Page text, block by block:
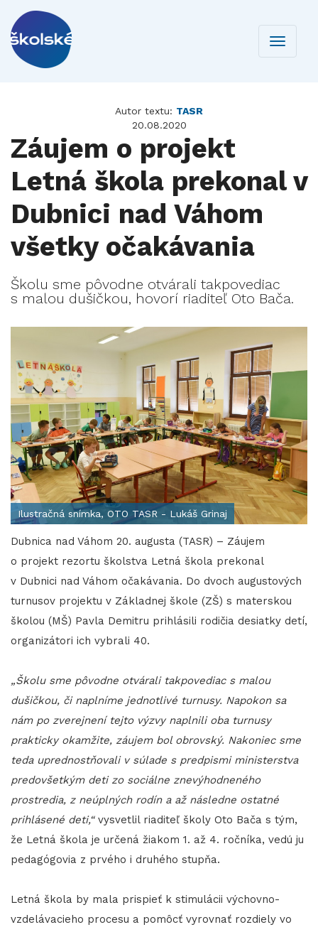
Toggle
Autor textu: TASR
20.08.2020
Záujem o projekt
Letná škola prekonal v
Dubnici nad Váhom
všetky očakávania
Školu sme pôvodne otvárali takpovediac
s malou dušičkou, hovorí riaditeľ Oto Bača.
Ilustračná snímka, OTO TASR - Lukáš Grinaj
Dubnica nad Váhom 20. augusta (TASR) – Záujem
o projekt rezortu školstva Letná škola prekonal
v Dubnici nad Váhom očakávania. Do dvoch augustových
turnusov projektu v Základnej škole (ZŠ) s materskou
školou (MŠ) Pavla Demitru prihlásili rodičia desiatky detí,
organizátori ich vybrali 40.
„Školu sme pôvodne otvárali takpovediac s malou
dušičkou, či naplníme jednotlivé turnusy. Napokon sa
nám po zverejnení tejto výzvy naplnili oba turnusy
prakticky okamžite, záujem bol obrovský. Nakoniec sme
teda uprednostňovali v súlade s predpismi ministerstva
predovšetkým deti zo sociálne znevýhodneného
prostredia, z neúplných rodín a až následne ostatné
prihlásené deti,“vysvetlil riaditeľ školy Oto Bača s tým,
že Letná škola je určená žiakom 1. až 4. ročníka, vedú ju
pedagógovia z prvého i druhého stupňa.
Letná škola by mala prispieť k stimulácii výchovno-
vzdelávacieho procesu a pomôcť vyrovnať rozdiely vo